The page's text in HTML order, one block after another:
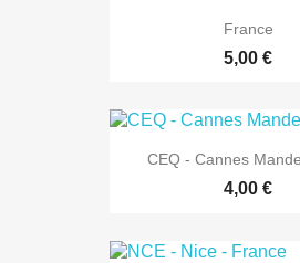
France
5,00 €
CEQ - Cannes
4,00 €